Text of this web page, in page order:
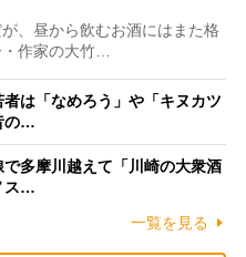
、昼から飲むお酒にはまた格
作家の大竹…
者は「なめろう」や「キヌカツ
の…
で多摩川越えて「川崎の大衆酒
ス…
一覧を見る